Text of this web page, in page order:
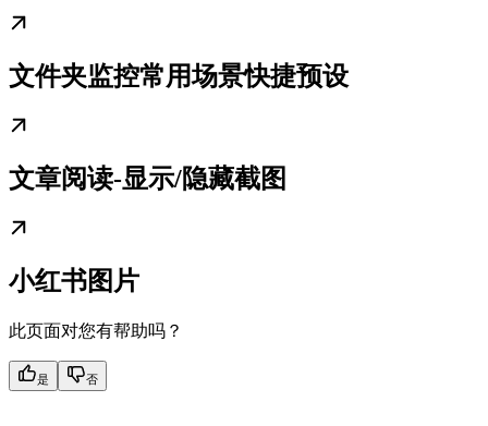
文件夹监控常用场景快捷预设
文章阅读-显示/隐藏截图
小红书图片
此页面对您有帮助吗？
是 否